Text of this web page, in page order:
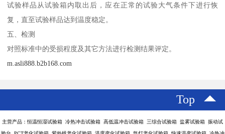
试验样品从试验箱内取出后，应在正常的试验大气条件下进行恢
复，直至试验样品达到温度稳定。
五、检测
对照标准中的受损程度及其它方法进行检测结果评定。
m.asli888.b2b168.com
Top
主营产品：恒温恒湿试验箱 冷热冲击试验箱 高低温冲击试验箱 三综合试验箱 盐雾试验箱 振动试